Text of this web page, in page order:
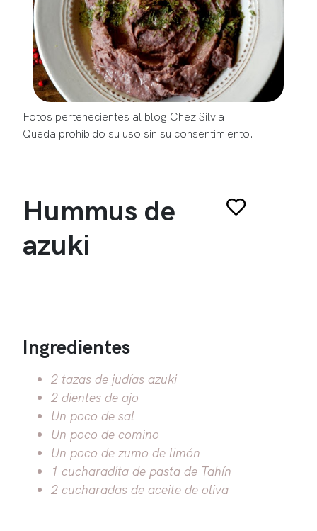
Fotos pertenecientes al blog Chez Silvia.
Queda prohibido su uso sin su consentimiento.
Hummus de
azuki
Ingredientes
2 tazas de judías azuki
2 dientes de ajo
Un poco de sal
Un poco de comino
Un poco de zumo de limón
1 cucharadita de pasta de Tahín
2 cucharadas de aceite de oliva